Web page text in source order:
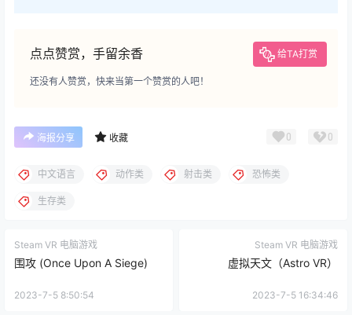
点点赞赏，手留余香 给TA打赏
还没有人赞赏，快来当第一个赞赏的人吧！
海报分享 收藏 0 0
中文语言 动作类 射击类 恐怖类
生存类
Steam VR 电脑游戏
围攻 (Once Upon A Siege)
2023-7-5 8:50:54
Steam VR 电脑游戏
虚拟天文（Astro VR）
2023-7-5 16:34:46